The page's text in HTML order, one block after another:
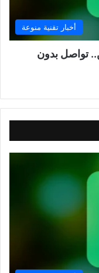
أخبار تقنية منوعة
تواصل بدون